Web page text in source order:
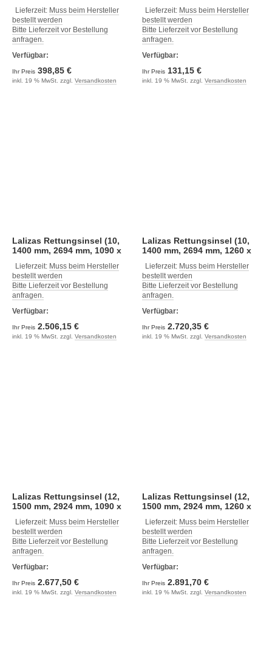
Lieferzeit: Muss beim Hersteller
bestellt werden
Bitte Lieferzeit vor Bestellung
anfragen.
Verfügbar:
Ihr Preis 398,85 €
inkl. 19 % MwSt. zzgl. Versandkosten
Lieferzeit: Muss beim Hersteller
bestellt werden
Bitte Lieferzeit vor Bestellung
anfragen.
Verfügbar:
Ihr Preis 131,15 €
inkl. 19 % MwSt. zzgl. Versandkosten
Lalizas Rettungsinsel (10,
1400 mm, 2694 mm, 1090 x
Lieferzeit: Muss beim Hersteller
bestellt werden
Bitte Lieferzeit vor Bestellung
anfragen.
Verfügbar:
Ihr Preis 2.506,15 €
inkl. 19 % MwSt. zzgl. Versandkosten
Lalizas Rettungsinsel (10,
1400 mm, 2694 mm, 1260 x
Lieferzeit: Muss beim Hersteller
bestellt werden
Bitte Lieferzeit vor Bestellung
anfragen.
Verfügbar:
Ihr Preis 2.720,35 €
inkl. 19 % MwSt. zzgl. Versandkosten
Lalizas Rettungsinsel (12,
1500 mm, 2924 mm, 1090 x
Lieferzeit: Muss beim Hersteller
bestellt werden
Bitte Lieferzeit vor Bestellung
anfragen.
Verfügbar:
Ihr Preis 2.677,50 €
inkl. 19 % MwSt. zzgl. Versandkosten
Lalizas Rettungsinsel (12,
1500 mm, 2924 mm, 1260 x
Lieferzeit: Muss beim Hersteller
bestellt werden
Bitte Lieferzeit vor Bestellung
anfragen.
Verfügbar:
Ihr Preis 2.891,70 €
inkl. 19 % MwSt. zzgl. Versandkosten